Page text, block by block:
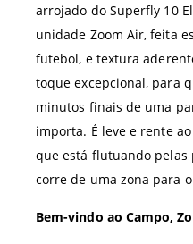
arrojado do Superfly 10
unidade Zoom Air, feita
futebol, e textura
toque excepcional, para
minutos finais de uma
importa. É leve e rente
que está flutuando pelas
corre de uma zona para
Bem-vindo ao Campo,